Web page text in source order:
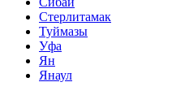
Стерлитамак
Туймазы
Уфа
Ян
Янаул